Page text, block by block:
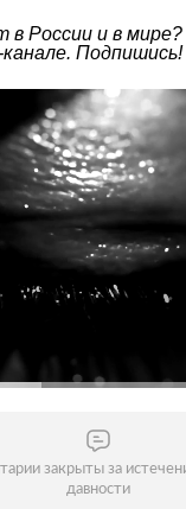
в России и в
канале. Подпишись!
закрыты за
давности